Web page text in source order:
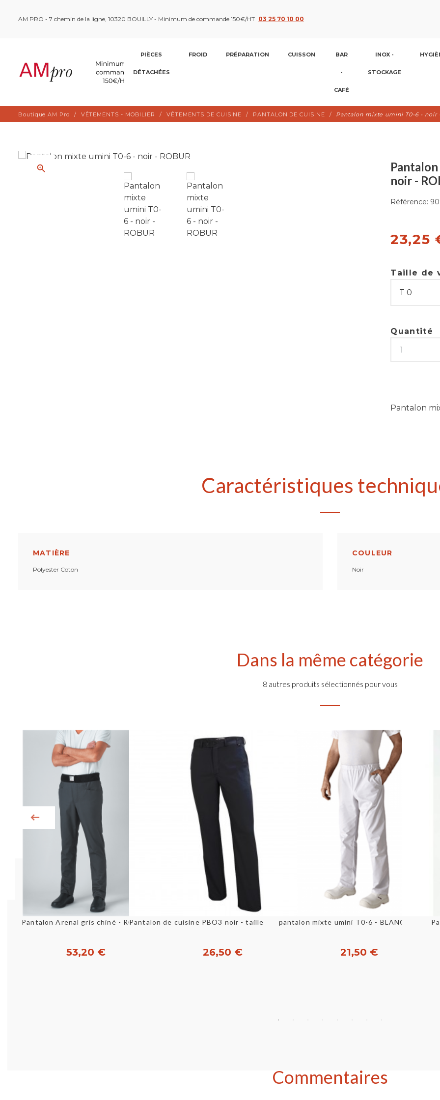
AM PRO - 7 chemin de la ligne, 10320 BOUILLY - Minimum de commande 150€/HT 03 25 70 10 00
PIÈCES
DÉTACHÉES
FROID PRÉPARATION CUISSON BAR
-
CAFÉ
INOX -
STOCKAGE
Boutique AM Pro VÊTEMENTS - MOBILIER VÊTEMENTS DE CUISINE PANTALON DE CUISINE Pantalon mixte umini T0-6 - noir
zoom_in
noir -
Référence:
23,25
Taille de
Quantité
Pantalon
Caractéristiques
MATIÈRE
Polyester Coton
COULEUR
Noir
Dans la même catégorie
8 autres produits sélectionnés pour vous
Aperçu rapide
Pantalon Arenal gris chiné - ROBUR
53,20 €
Aperçu rapide Pantalon de cuisine PBO3 noir - taille 34-62 - MOLINEL
26,50 €
Aperçu rapide
pantalon mixte umini T0-6 - BLANC - ROBUR
21,50 €
Commentaires